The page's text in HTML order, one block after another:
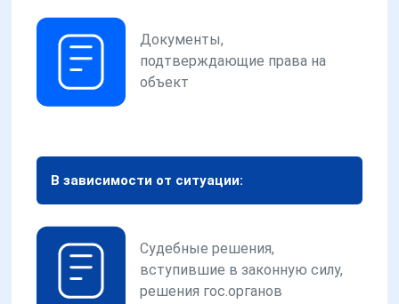
Документы,
подтверждающие права на
объект
В зависимости от ситуации:
Судебные решения,
вступившие в законную силу,
решения гос.органов